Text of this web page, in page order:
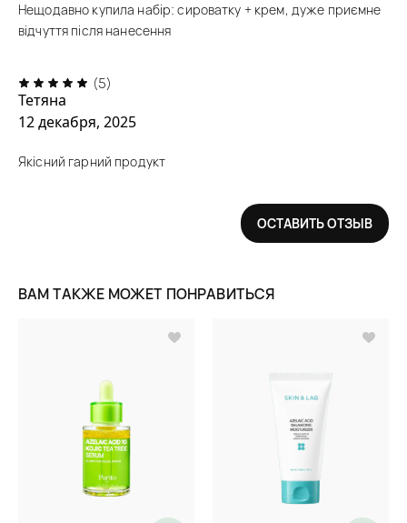
Нещодавно купила набір: сироватку + крем, дуже приємне
відчуття після нанесення
(5)
Тетяна
12 декабря, 2025
Якісний гарний продукт
ОСТАВИТЬ ОТЗЫВ
ВАМ ТАКЖЕ МОЖЕТ ПОНРАВИТЬСЯ